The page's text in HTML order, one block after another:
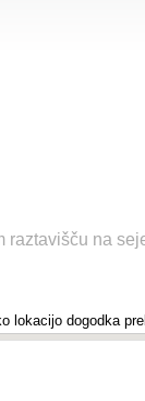
na
lokacijo dogodka